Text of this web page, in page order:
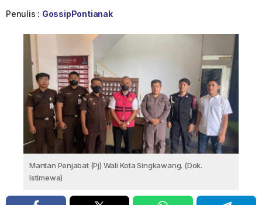
Penulis : GossipPontianak
Mantan Penjabat (Pj) Wali Kota Singkawang. (Dok.
Istimewa)